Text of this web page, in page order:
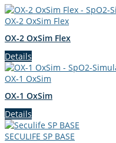
OX‑2 OxSim Flex
OX‑2 OxSim Flex
Details
OX‑1 OxSim
OX‑1 OxSim
Details
SECULIFE SP BASE